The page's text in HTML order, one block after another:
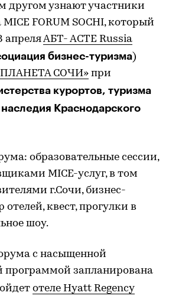
другом узнают участники
FORUM SOCHI, который
апреляАБТ- АСТЕ Russia
бизнес-туризма)
СОЧИ» при
курортов, туризма
Краснодарского
образовательные сессии,
MICE-услуг, в том
г.Сочи, бизнес-
отелей, квест, прогулки в
шоу.
с насыщенной
программой запланирована
отеле Hyatt Regency